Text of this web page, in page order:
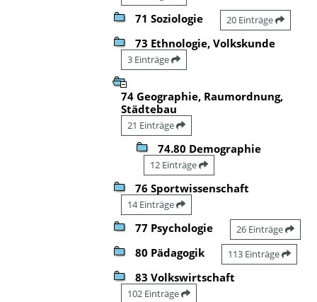
71 Soziologie 20 Einträge
73 Ethnologie, Volkskunde
3 Einträge
74 Geographie, Raumordnung,
Städtebau
21 Einträge
74.80 Demographie
12 Einträge
76 Sportwissenschaft
14 Einträge
77 Psychologie 26 Einträge
80 Pädagogik 113 Einträge
83 Volkswirtschaft
102 Einträge